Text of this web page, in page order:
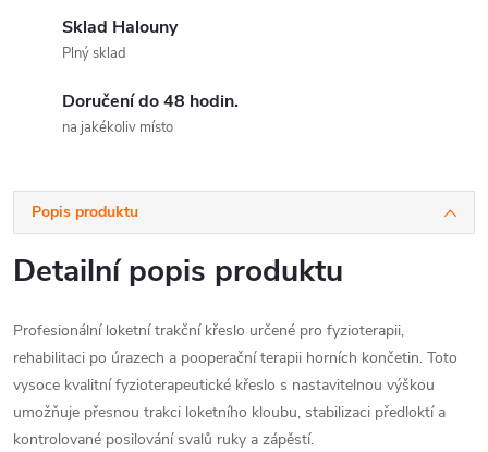
Sklad Halouny
Plný sklad
Doručení do 48 hodin.
na jakékoliv místo
Popis produktu
Detailní popis produktu
Profesionální loketní trakční křeslo určené pro fyzioterapii,
rehabilitaci po úrazech a pooperační terapii horních končetin. Toto
vysoce kvalitní fyzioterapeutické křeslo s nastavitelnou výškou
umožňuje přesnou trakci loketního kloubu, stabilizaci předloktí a
kontrolované posilování svalů ruky a zápěstí.